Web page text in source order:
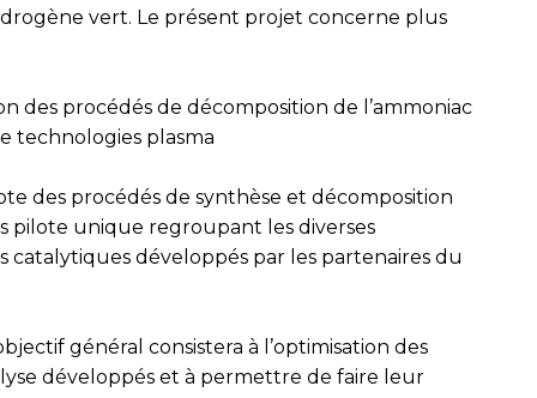
vert. Le présent projet concerne plus
des procédés de décomposition de l’ammoniac
technologies plasma
des procédés de synthèse et décomposition
pilote unique regroupant les diverses
catalytiques développés par les partenaires du
général consistera à l’optimisation des
développés et à permettre de faire leur